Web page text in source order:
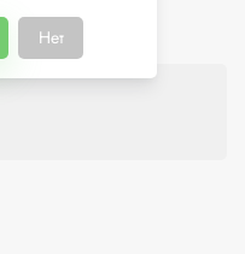
Нет
О компании